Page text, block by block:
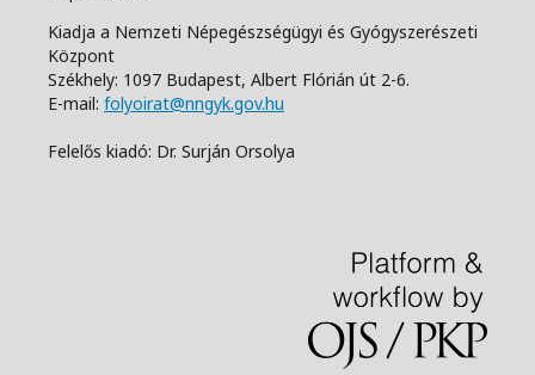
Kiadja a Nemzeti Népegészségügyi és Gyógyszerészeti
Központ
Székhely: 1097 Budapest, Albert Flórián út 2-6.
E-mail: folyoirat@nngyk.gov.hu
Felelős kiadó: Dr. Surján Orsolya